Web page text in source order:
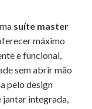
suíte master
máximo
e funcional,
sem abrir mão
pelo design
integrada,